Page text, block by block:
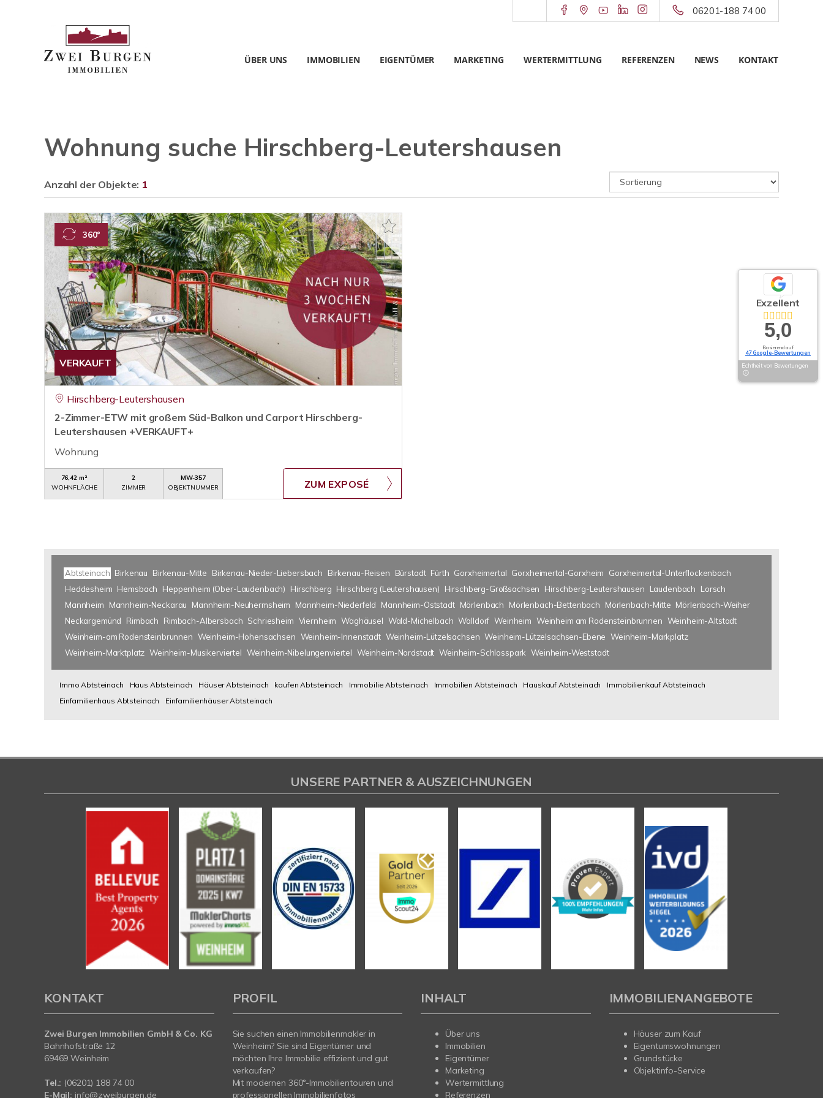
06201-188 74 00
ÜBER UNS IMMOBILIEN EIGENTÜMER MARKETING WERTERMITTLUNG REFERENZEN NEWS KONTAKT
Wohnung suche Hirschberg-Leutershausen
Anzahl der Objekte: 1
VERKAUFT
360°
Hirschberg-Leutershausen
2-Zimmer-ETW mit großem Süd-Balkon und Carport Hirschberg-
Leutershausen +VERKAUFT+
Wohnung
76,42 m²
WOHNFLÄCHE
2
ZIMMER
MW-357
OBJEKTNUMMER
ZUM EXPOSÉ
Abtsteinach Birkenau Birkenau-Mitte Birkenau-Nieder-Liebersbach Birkenau-Reisen Bürstadt Fürth Gorxheimertal Gorxheimertal-Gorxheim
Gorxheimertal-Unterflockenbach
Heddesheim Hemsbach Heppenheim (Ober-Laudenbach) Hirschberg Hirschberg (Leutershausen) Hirschberg-Großsachsen Hirschberg-Leutershausen Laudenbach
Lorsch
Mannheim
Mannheim-Neckarau Mannheim-Neuhermsheim Mannheim-Niederfeld Mannheim-Oststadt Mörlenbach Mörlenbach-Bettenbach Mörlenbach-Mitte Mörlenbach-Weiher
Neckargemünd
Rimbach Rimbach-Albersbach Schriesheim Viernheim Waghäusel Wald-Michelbach Walldorf Weinheim Weinheim am Rodensteinbrunnen Weinheim-Altstadt
Weinheim-am Rodensteinbrunnen Weinheim-Hohensachsen Weinheim-Innenstadt Weinheim-Lützelsachsen Weinheim-Lützelsachsen-Ebene Weinheim-Markplatz
Weinheim-Marktplatz Weinheim-Musikerviertel Weinheim-Nibelungenviertel Weinheim-Nordstadt Weinheim-Schlosspark Weinheim-Weststadt
Immo Abtsteinach Haus Abtsteinach Häuser Abtsteinach kaufen Abtsteinach Immobilie Abtsteinach Immobilien Abtsteinach Hauskauf Abtsteinach
Immobilienkauf Abtsteinach
Einfamilienhaus Abtsteinach
Einfamilienhäuser Abtsteinach
Exzellent
5,0
Basierend auf
47 Google-Bewertungen
Echtheit von Bewertungen
UNSERE PARTNER & AUSZEICHNUNGEN
KONTAKT
Zwei Burgen Immobilien GmbH & Co. KG
Bahnhofstraße 12
69469 Weinheim
Tel.: (06201) 188 74 00
E-Mail: info@zweiburgen.de
PROFIL
Sie suchen einen Immobilienmakler in
Weinheim? Sie sind Eigentümer und
möchten Ihre Immobilie effizient und gut
verkaufen?
Mit modernen 360°-Immobilientouren und
professionellen Immobilienfotos
INHALT
Über uns
Immobilien
Eigentümer
Marketing
Wertermittlung
Referenzen
IMMOBILIENANGEBOTE
Häuser zum Kauf
Eigentumswohnungen
Grundstücke
Objektinfo-Service